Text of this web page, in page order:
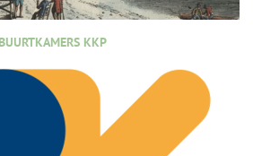
BUURTKAMERS KKP